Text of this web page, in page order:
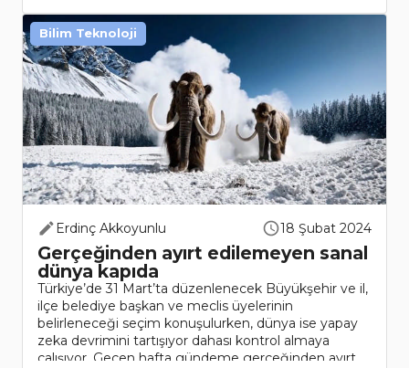
Erdinç Akkoyunlu 18 Şubat 2024
Gerçeğinden ayırt edilemeyen sanal
dünya kapıda
Türkiye’de 31 Mart’ta düzenlenecek Büyükşehir ve il,
ilçe belediye başkan ve meclis üyelerinin
belirleneceği seçim konuşulurken, dünya ise yapay
zeka devrimini tartışıyor dahası kontrol almaya
çalışıyor. Geçen hafta gündeme gerçeğinden ayırt
Bilim Teknoloji